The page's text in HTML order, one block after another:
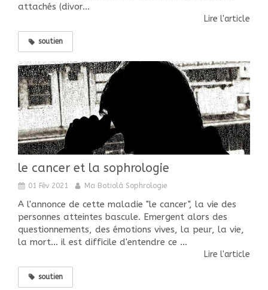
attachés (divor...
Lire l'article
soutien
le cancer et la sophrologie
01 Fév 2021 Ma Botiolà Sophrologie
A l'annonce de cette maladie "le cancer", la vie des
personnes atteintes bascule. Emergent alors des
questionnements, des émotions vives, la peur, la vie,
la mort... il est difficile d'entendre ce ...
Lire l'article
soutien